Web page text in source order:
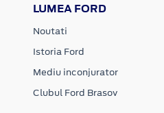
LUMEA FORD
Noutati
Istoria Ford
Mediu inconjurator
Clubul Ford Brasov